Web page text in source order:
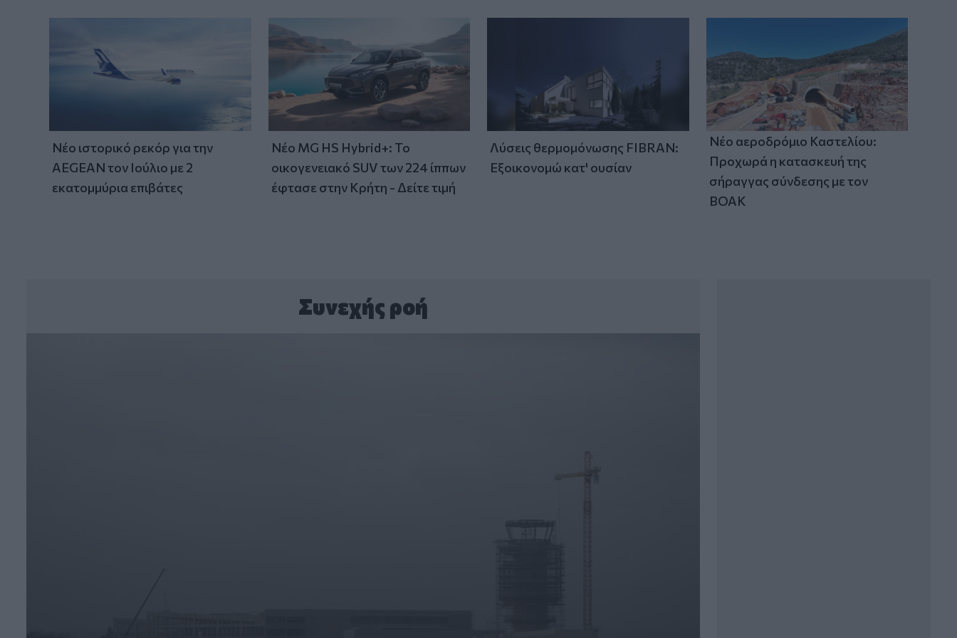
Υπόθεση Marfin: Έφθασε στην Ελλάδα
εμπρησμό
Νέο ιστορικό ρεκόρ για την
AEGEAN τον Ιούλιο με 2
εκατομμύρια επιβάτες
Νέο MG HS Hybrid+: Το
οικογενειακό SUV των 224 ίππων
έφτασε στην Κρήτη - Δείτε τιμή
Λύσεις θερμομόνωσης FIBRAN:
Εξοικονομώ κατ' ουσίαν
Νέο αεροδρόμιο Καστελίου:
Προχωρά η κατασκευή της
σήραγγας σύνδεσης με τον
ΒΟΑΚ
Συνεχής ροή